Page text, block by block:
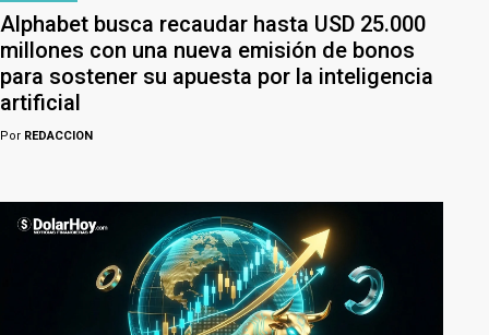
Alphabet busca recaudar hasta USD 25.000
millones con una nueva emisión de bonos
para sostener su apuesta por la inteligencia
artificial
Por REDACCION